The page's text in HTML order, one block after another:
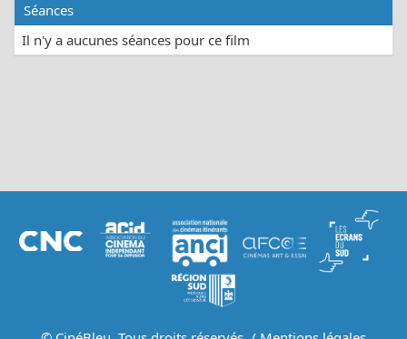
Séances
Il n'y a aucunes séances pour ce film